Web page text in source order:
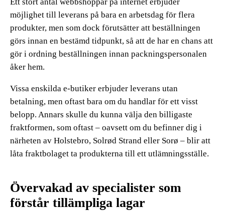
möjlighet till leverans på bara en arbetsdag för flera
produkter, men som dock förutsätter att beställningen
görs innan en bestämd tidpunkt, så att de har en chans att
gör i ordning beställningen innan packningspersonalen
åker hem.
Vissa enskilda e-butiker erbjuder leverans utan
betalning, men oftast bara om du handlar för ett visst
belopp. Annars skulle du kunna välja den billigaste
fraktformen, som oftast – oavsett om du befinner dig i
närheten av Holstebro, Solrød Strand eller Sorø – blir att
låta fraktbolaget ta produkterna till ett utlämningsställe.
Övervakad av specialister som
förstår tillämpliga lagar